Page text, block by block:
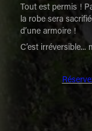
Tout est permis !
la robe sera
d’une armoire !
C’est